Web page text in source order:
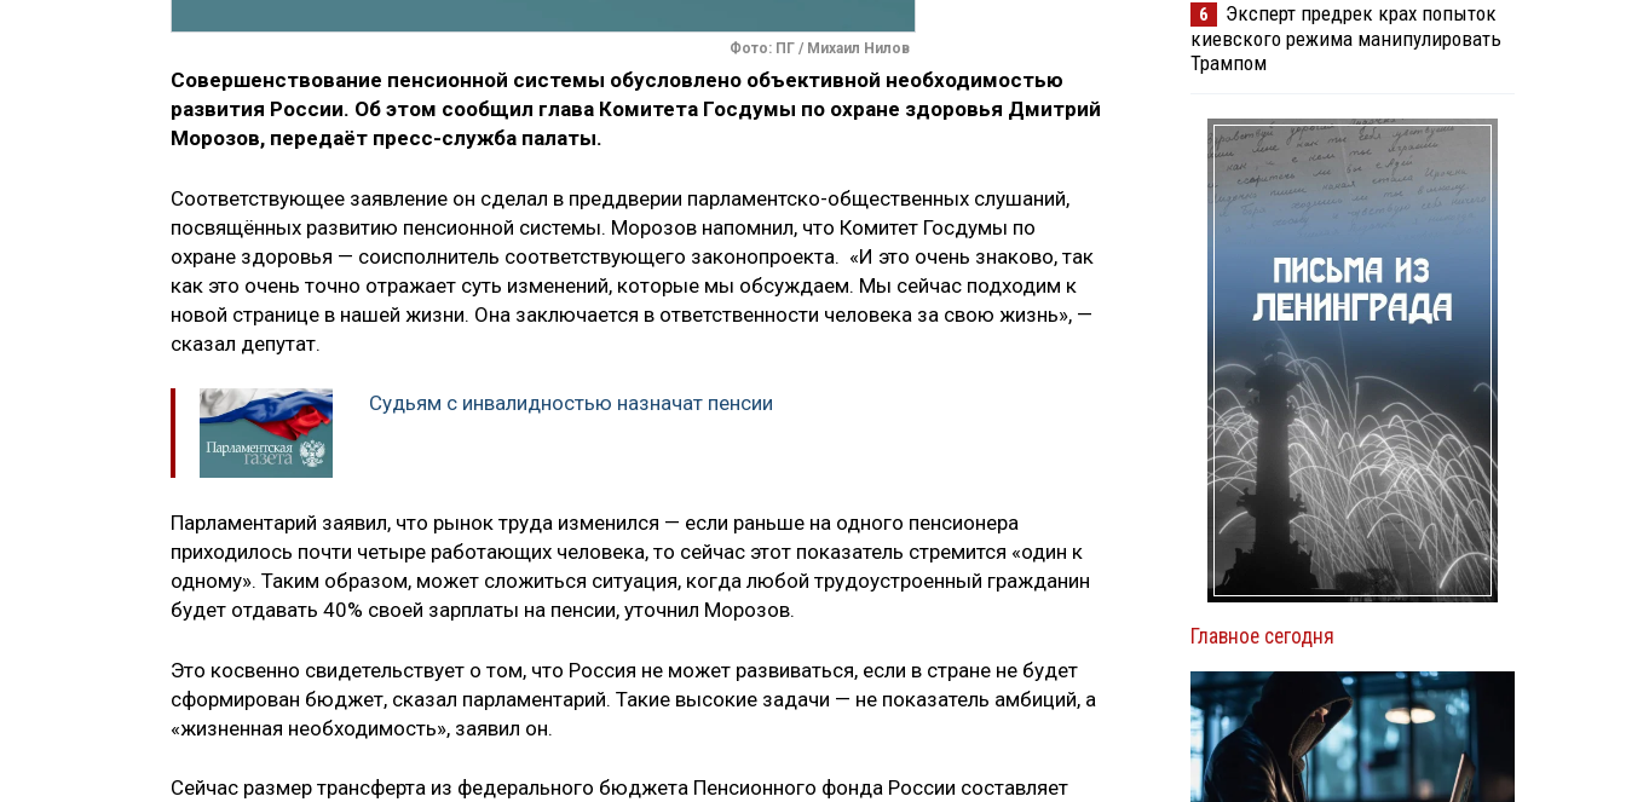
Фото: ПГ / Михаил Нилов
Совершенствование пенсионной системы обусловлено объективной необходимостью
развития России. Об этом сообщил глава Комитета Госдумы по охране здоровья Дмитрий
Морозов, передаёт пресс-служба палаты.
Соответствующее заявление он сделал в преддверии парламентско-общественных слушаний,
посвящённых развитию пенсионной системы. Морозов напомнил, что Комитет Госдумы по
охране здоровья — соисполнитель соответствующего законопроекта. «И это очень знаково, так
как это очень точно отражает суть изменений, которые мы обсуждаем. Мы сейчас подходим к
новой странице в нашей жизни. Она заключается в ответственности человека за свою жизнь», —
сказал депутат.
Судьям с инвалидностью назначат пенсии
Парламентарий заявил, что рынок труда изменился — если раньше на одного пенсионера
приходилось почти четыре работающих человека, то сейчас этот показатель стремится «один к
одному». Таким образом, может сложиться ситуация, когда любой трудоустроенный гражданин
будет отдавать 40% своей зарплаты на пенсии, уточнил Морозов.
Это косвенно свидетельствует о том, что Россия не может развиваться, если в стране не будет
сформирован бюджет, сказал парламентарий. Такие высокие задачи — не показатель амбиций, а
«жизненная необходимость», заявил он.
Сейчас размер трансферта из федерального бюджета Пенсионного фонда России составляет
6
Эксперт предрек крах попыток
киевского режима манипулировать
Трампом
Главное сегодня